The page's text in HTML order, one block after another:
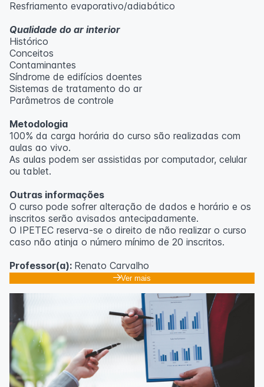
Resfriamento evaporativo/adiabático
Qualidade do ar interior
Histórico
Conceitos
Contaminantes
Síndrome de edifícios doentes
Sistemas de tratamento do ar
Parâmetros de controle
Metodologia
100% da carga horária do curso são realizadas com
aulas ao vivo.
As aulas podem ser assistidas por computador, celular
ou tablet.
Outras informações
O curso pode sofrer alteração de dados e horário e os
inscritos serão avisados ​​antecipadamente.
O IPETEC reserva-se o direito de não realizar o curso
caso não atinja o número mínimo de 20 inscritos.
Professor(a): Renato Carvalho
Ver mais